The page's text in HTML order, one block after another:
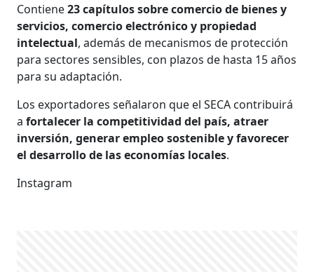
Contiene23 capítulos sobre comercio de bienes y
servicios, comercio electrónico y propiedad
intelectual, además de mecanismos de protección
para sectores sensibles, con plazos de hasta 15 años
para su adaptación.
Los exportadores señalaron que el SECA contribuirá
afortalecer la competitividad del país, atraer
inversión, generar empleo sostenible y favorecer
el desarrollo de las economías locales.
Instagram